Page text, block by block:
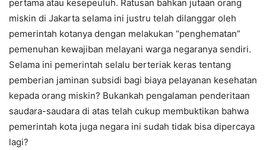
pertama atau kesepeuluh. Ratusan bahkan jutaan orang
miskin di Jakarta selama ini justru telah dilanggar oleh
pemerintah kotanya dengan melakukan “penghematan”
pemenuhan kewajiban melayani warga negaranya sendiri.
Selama ini pemerintah selalu berteriak keras tentang
pemberian jaminan subsidi bagi biaya pelayanan kesehatan
kepada orang miskin? Bukankah pengalaman penderitaan
saudara-saudara di atas telah cukup membuktikan bahwa
pemerintah kota juga negara ini sudah tidak bisa dipercaya
lagi?